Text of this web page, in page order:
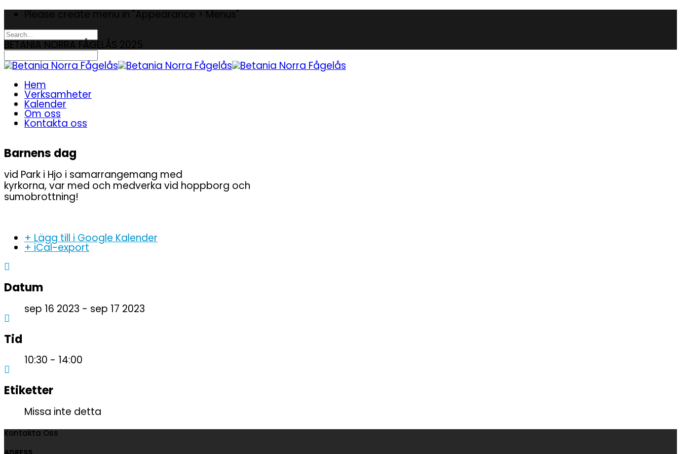
Please create menu in "Appearance > Menus"
BETANIA NORRA FÅGELÅS 2025
Hem
Verksamheter
Kalender
Om oss
Kontakta oss
Barnens dag
vid Park i Hjo i samarrangemang med
kyrkorna, var med och medverka vid hoppborg och
sumobrottning!
+ Lägg till i Google Kalender
+ iCal-export
Datum
sep 16 2023 - sep 17 2023
Tid
10:30 - 14:00
Etiketter
Missa inte detta
Kontakta Oss